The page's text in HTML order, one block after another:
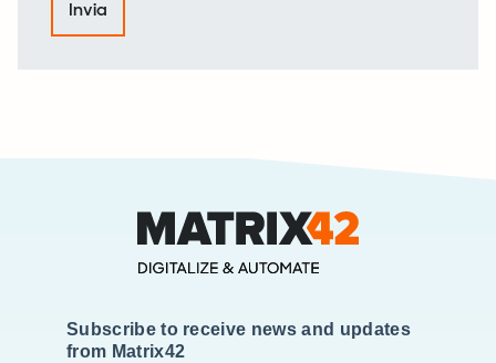
Subscribe to receive news and updates
from Matrix42